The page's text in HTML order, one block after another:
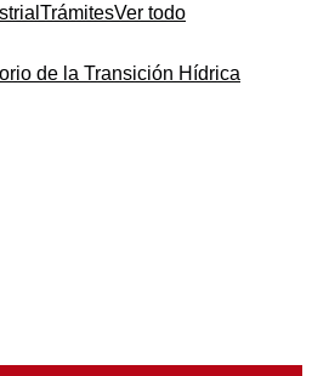
TrámitesVer todo
de la Transición Hídrica